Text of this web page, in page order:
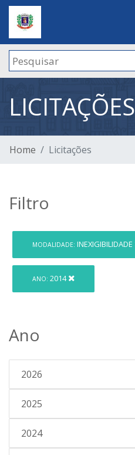
LICITAÇÕES
Home Licitações
Filtro
MODALIDADE: INEXIGIBILIDADE
ANO: 2014
Ano
2026
2025
2024